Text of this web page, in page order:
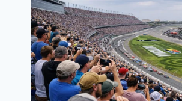
ALERTA
CHEGA
AO
BRASIL